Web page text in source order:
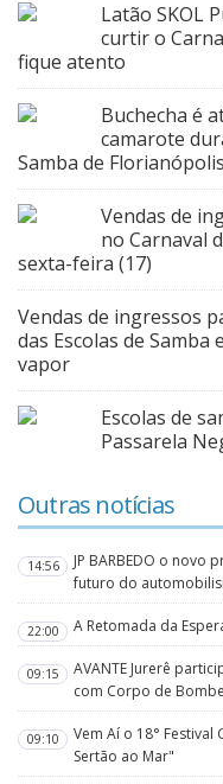
Latão SKOL
curtir o
fique atento
Buchecha é
camarote
Samba de Florianópolis
Vendas de
no Carnaval
sexta-feira (17)
Vendas de ingressos
das Escolas de
vapor
Escolas de
Passarela
Outras notícias
14:56
JP BARBEDO o
futuro do
22:00 A Retomada da
09:15
AVANTE Jurerê
com Corpo de
09:10
Vem Aí o 18°
Sertão ao Mar"